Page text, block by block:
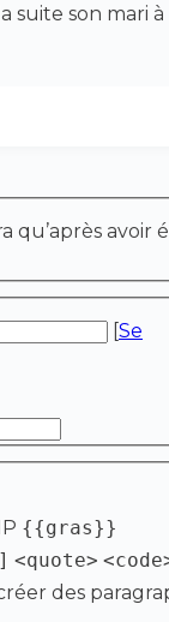
suite son mari à
qu’après avoir
[Se
{{gras}}
<quote>
des